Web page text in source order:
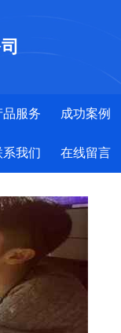
品服务 成功案例
系我们 在线留言